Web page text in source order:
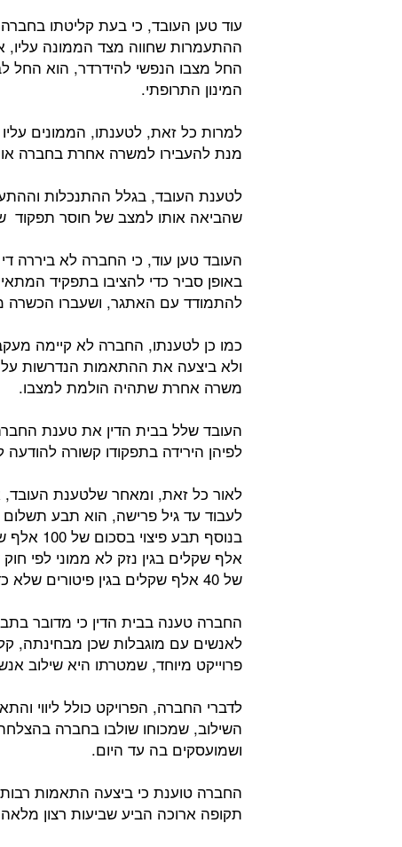
עוד טען העובד, כי בעת קליטתו
ההתעמרות שחווה מצד הממונה עליו,
החל מצבו הנפשי להידרדר, הוא החל
המינון התרופתי.
למרות כל זאת, לטענתו, הממונים עליו
מנת להעבירו למשרה אחרת בחברה או
לטענת העובד, בגלל ההתנכלות
שהביאה אותו למצב של חוסר תפקוד
העובד טען עוד, כי החברה לא ביררה
באופן סביר כדי להציבו בתפקיד
להתמודד עם האתגר, ושעברו הכשרה
כמו כן לטענתו, החברה לא קיימה
ולא ביצעה את ההתאמות הנדרשות
משרה אחרת שתהיה הולמת למצבו.
העובד שלל בבית הדין את טענת
לפיהן הירידה בתפקודו קשורה
לאור כל זאת, ומאחר שלטענת
אלף שקלים בגין נזק לא ממוני לפי חוק
של 40 אלף שקלים בגין פיטורים שלא כדין.
החברה טענה בבית הדין כי מדובר
לאנשים עם מוגבלות שכן מבחינתה,
פרוייקט מיוחד, שמטרתו היא שילוב
לדברי החברה, הפרויקט כולל ליווי
השילוב, שמכוחו שולבו בחברה בהצלחה
ושמועסקים בה עד היום.
החברה טוענת כי ביצעה התאמות
תקופה ארוכה הביע שביעות רצון